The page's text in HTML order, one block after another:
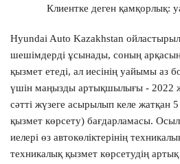
Клиентке деген қамқорлық:
Hyundai Auto Kazakhstan
шешімдерді ұсынады, соның
қызмет етеді, ал иесінің уайымы аз
үшін маңызды артықшылығы - 2022
сәтті жүзеге асырылып келе жатқан
қызмет көрсету) бағдарламасы.
иелері өз автокөліктерінің
техникалық қызмет көрсетудің